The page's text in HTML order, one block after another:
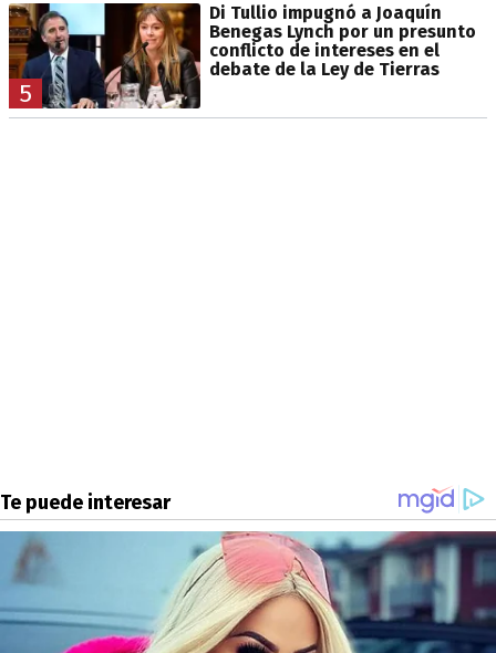
5
Di Tullio impugnó a Joaquín
Benegas Lynch por un presunto
conflicto de intereses en el
debate de la Ley de Tierras